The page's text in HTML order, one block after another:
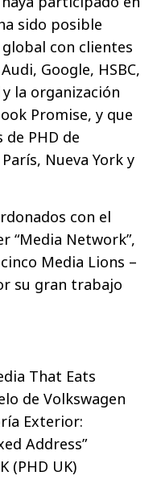
sido posible
con clientes
Google, HSBC,
la organización
Promise, y que
PHD de
Nueva York y
con el
“Media Network”,
Media Lions –
su gran trabajo
That Eats
de Volkswagen
Exterior:
Address”
(PHD UK)